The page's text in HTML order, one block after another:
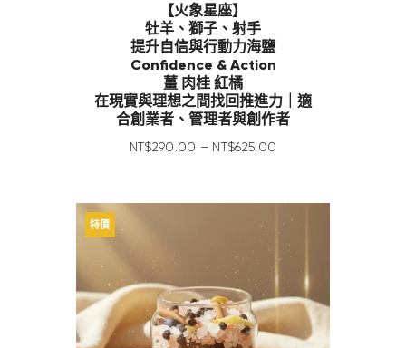
【火象星座】
牡羊、獅子、射手
提升自信與行動力海鹽
Confidence & Action
薑 肉桂 紅橘
在現實與理想之間找回推進力｜適
合創業者、管理者與創作者
NT$290 00 – NT$625 00
特價